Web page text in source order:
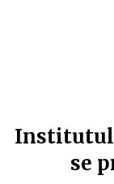
Institutul
se